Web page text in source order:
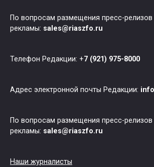
По вопросам размещения пресс-релизов
рекламы: sales@riaszfo.ru
Телефон Редакции: +7 (921) 975-8000
Адрес электронной почты Редакции:
По вопросам размещения пресс-релизов
рекламы: sales@riaszfo.ru
Наши журналисты